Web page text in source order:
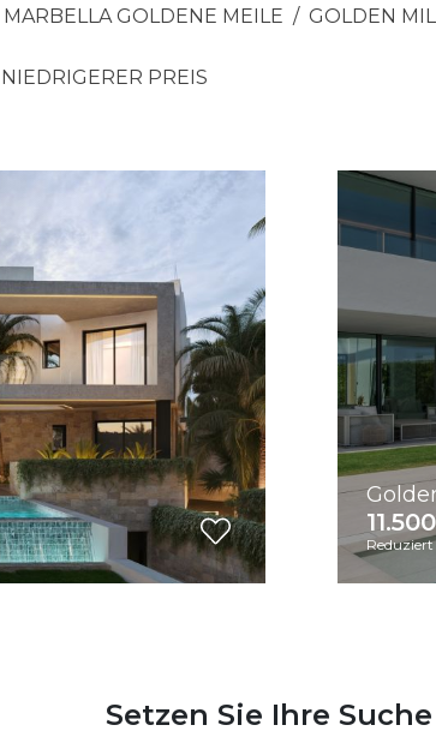
MARBELLA GOLDENE MEILE GOLDEN
NIEDRIGERER PREIS
Setzen Sie Ihre